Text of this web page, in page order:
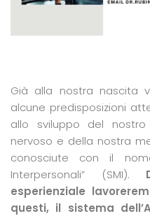
Già alla nostra nascita
alcune predisposizioni
allo sviluppo del
nervoso e della nostra
conosciute con il
Interpersonali” (SMI).
esperienziale
questi, il sistema